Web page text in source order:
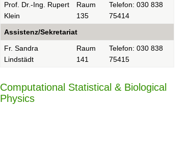
Prof. Dr.-Ing. Rupert
Klein
Raum
135
Telefon: 030 838
75414
Assistenz/Sekretariat
Fr. Sandra
Lindstädt
Raum
141
Telefon: 030 838
75415
Computational Statistical & Biological
Physics